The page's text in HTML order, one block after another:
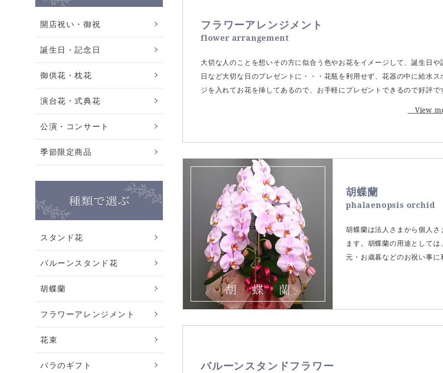
フラワーアレンジメント
flower arrangement
大切な人のことを想いその方に似合う色やお花をイメージして、誕生日や
日など大切な日のプレゼントに・・・花瓶を利用せず、花器の中に給水ス
ジを入れてお花を挿してあるので、お手軽にプレゼントできるので好評で
View
胡蝶蘭
phalaenopsis orchid
胡蝶蘭は法人さまから個人
ます。胡蝶蘭の用途として
元・お歳暮などのお祝い事に
バルーンスタンドフラワー
開店祝い・御祝
誕生日・記念日
御供花・枕花
演台花・式典花
公演・コンサート
季節限定商品
スタンド花
バルーンスタンド花
胡蝶蘭
フラワーアレンジメント
花束
バラのギフト